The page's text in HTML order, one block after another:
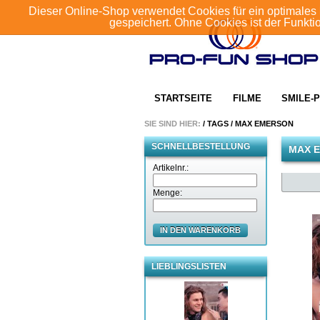
Dieser Online-Shop verwendet Cookies für ein
gespeichert. Ohne Cookies ist der
STARTSEITE FILME SMILE-
SIE SIND HIER: / TAGS / MAX EMERSON
SCHNELLBESTELLUNG
Artikelnr.:
Menge:
IN DEN WARENKORB
LIEBLINGSLISTEN
MAX